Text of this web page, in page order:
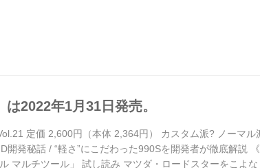
は、話題のモデル〝990S...
2022年1月31日発売。
定価 2,600円（本体 2,364円） カスタム派? ノーマ
開発秘話 / “軽さ”にこだわった990Sを開発者が徹底解説
マルチツール」 試し読み マツダ・ロードスターをこよ